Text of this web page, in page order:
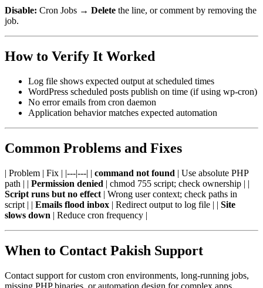
Disable: Cron Jobs → Delete the line, or comment by removing the
job.
How to Verify It Worked
Log file shows expected output at scheduled times
WordPress scheduled posts publish on time (if using wp-cron)
No error emails from cron daemon
Application behavior matches expected automation
Common Problems and Fixes
| Problem | Fix | |---|---| | command not found | Use absolute PHP
path | | Permission denied | chmod 755 script; check ownership | |
Script runs but no effect | Wrong user context; check paths in
script | | Emails flood inbox | Redirect output to log file | | Site
slows down | Reduce cron frequency |
When to Contact Pakish Support
Contact support for custom cron environments, long-running jobs,
missing PHP binaries, or automation design for complex apps.